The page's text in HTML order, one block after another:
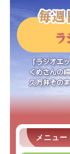
メニュー